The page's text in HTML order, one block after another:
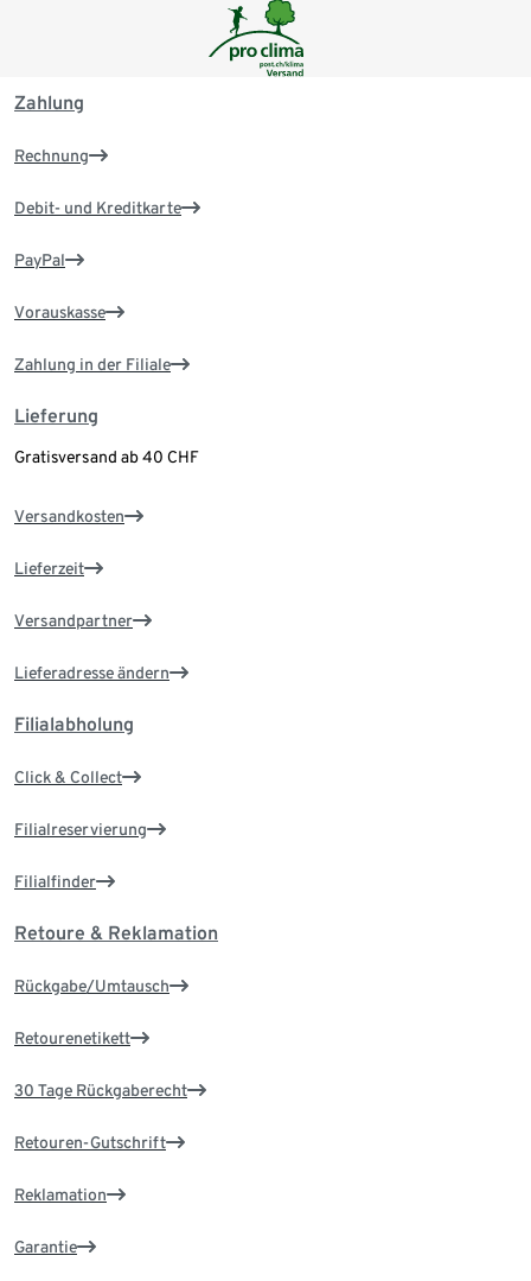
Zahlung
Rechnung
Debit- und Kreditkarte
PayPal
Vorauskasse
Zahlung in der Filiale
Lieferung
Gratisversand ab 40 CHF
Versandkosten
Lieferzeit
Versandpartner
Lieferadresse ändern
Filialabholung
Click & Collect
Filialreservierung
Filialfinder
Retoure & Reklamation
Rückgabe/Umtausch
Retourenetikett
30 Tage Rückgaberecht
Retouren-Gutschrift
Reklamation
Garantie